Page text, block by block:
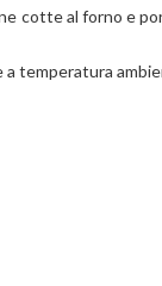
cotte al forno e
temperatura